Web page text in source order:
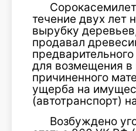
течение двух лет
вырубку
продавал
для возмещения
причиненного
ущерба на
(автотранспорт)
Возбуждено